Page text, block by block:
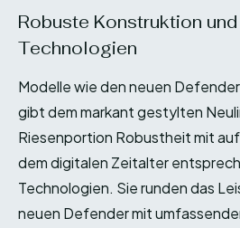
Robuste Konstruktion
Technologien
Modelle wie den neuen
gibt dem markant gestylten
Riesenportion Robustheit mit
dem digitalen Zeitalter
Technologien. Sie runden das
neuen Defender mit